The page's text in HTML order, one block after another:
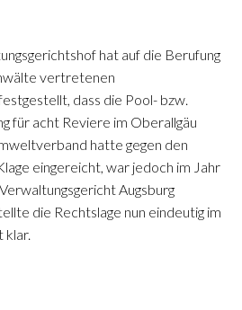
hat auf die Berufung
vertretenen
dass die Pool- bzw.
für acht Reviere im Oberallgäu
hatte gegen den
eingereicht, war jedoch im Jahr
Augsburg
die Rechtslage nun eindeutig im
klar.